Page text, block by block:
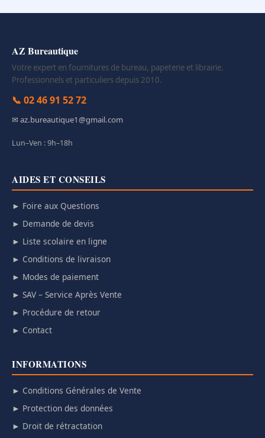
AZ Bureautique
Votre expert en fournitures de bureau, papeterie et librairie.
Professionnels et particuliers depuis 2010.
📞 02 46 91 52 72
✉ az.bureautique1@gmail.com
Lun–Ven : 9h–18h
AIDES ET CONSEILS
► Foire aux Questions
► Demande de devis
► Liste scolaire en ligne
► Conditions de livraison
► Modes de paiement
► SAV – Service Après Vente
► Procédure de retour
► Contact
INFORMATIONS
► Conditions Générales de Vente
► Protection des données
► Droit de rétractation